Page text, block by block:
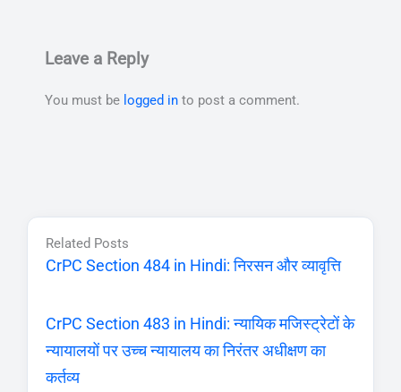
Leave a Reply
You must be logged in to post a comment.
Related Posts
CrPC Section 484 in Hindi: निरसन और व्यावृत्ति
CrPC Section 483 in Hindi: न्यायिक मजिस्ट्रेटों के
न्यायालयों पर उच्च न्यायालय का निरंतर अधीक्षण का
कर्तव्य